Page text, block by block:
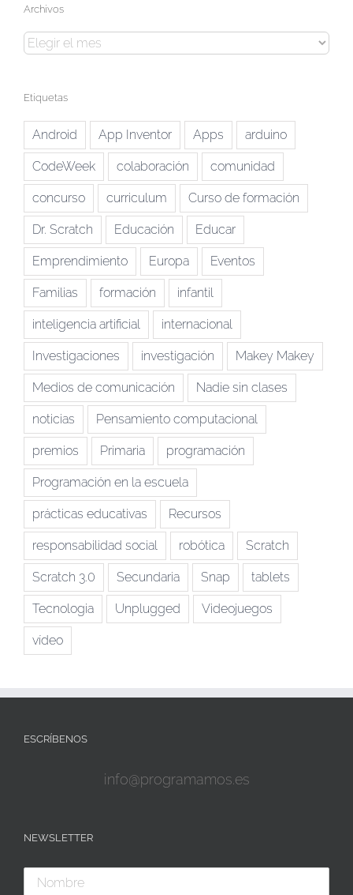
Archivos
Archivos
Etiquetas
Android App Inventor Apps arduino
CodeWeek colaboración comunidad
concurso curriculum Curso de formación
Dr. Scratch Educación Educar
Emprendimiento Europa Eventos
Familias formación infantil
inteligencia artificial internacional
Investigaciones investigación Makey Makey
Medios de comunicación Nadie sin clases
noticias Pensamiento computacional
premios Primaria programación
Programación en la escuela
prácticas educativas Recursos
responsabilidad social robótica Scratch
Scratch 3.0 Secundaria Snap tablets
Tecnologia Unplugged Videojuegos
vídeo
ESCRÍBENOS
info@programamos.es
NEWSLETTER